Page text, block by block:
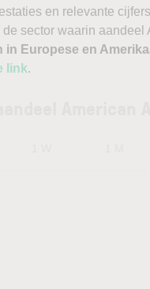
en relevante
sector waarin aandeel
in Europese en
link.